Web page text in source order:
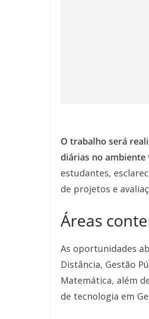
O trabalho será
diárias no
estudantes,
de projetos e
Áreas
As oportunidades
Distância, Gestão
Matemática, além
de tecnologia em